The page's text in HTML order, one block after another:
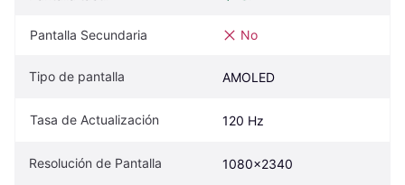
Pantalla Secundaria No
Tipo de pantalla AMOLED
Tasa de Actualización 120 Hz
Resolución de Pantalla 1080x2340